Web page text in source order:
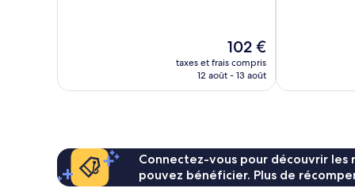
Le
nouveau
prix
102 €
taxes et frais compris
12 août - 13 août
Connectez-vous pour découvrir
pouvez bénéficier. Plus de